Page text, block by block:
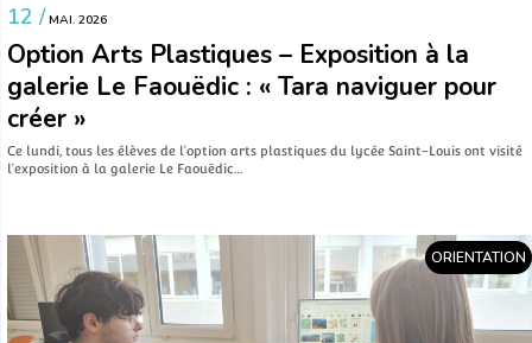
12 / MAI. 2026
Option Arts Plastiques – Exposition à la
galerie Le Faouëdic : « Tara naviguer pour
créer »
Ce lundi, tous les élèves de l’option arts plastiques du lycée Saint-Louis ont visité
l’exposition à la galerie Le Faouëdic…
ORIENTATION